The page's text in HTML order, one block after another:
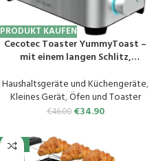
PRODUKT KAUFEN
Cecotec Toaster YummyToast –
mit einem langen Schlitz,
Leistungsstufen, 2
vorkonfigurierten Funktionen,
Krümelschublade (850 W)
Haushaltsgeräte und Küchengeräte,
Kleines Gerät,Öfen und Toaster
€46.00 €34.90
-31%